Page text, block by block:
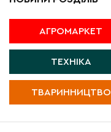
АГРОМАРКЕТ
ТЕХНІКА
ТВАРИННИЦТВО